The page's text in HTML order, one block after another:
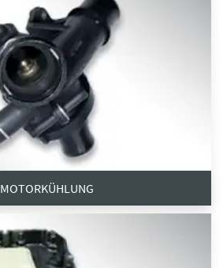
MOTORKÜHLUNG